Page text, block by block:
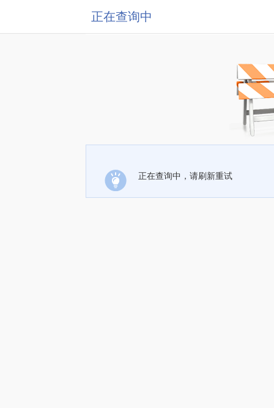
正在查询中
正在查询中，请刷新重试